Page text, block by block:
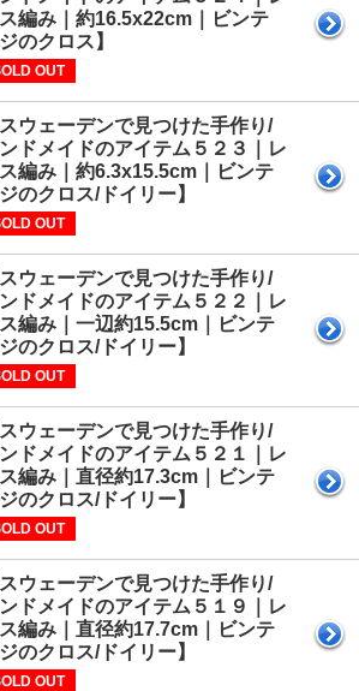
編み｜約16.5x22cm｜ビンテ
のクロス】
OUT
スウェーデンで見つけた手作り/
ドメイドのアイテム５２３｜レ
編み｜約6.3x15.5cm｜ビンテ
のクロス/ドイリー】
OUT
スウェーデンで見つけた手作り/
ドメイドのアイテム５２２｜レ
編み｜一辺約15.5cm｜ビンテ
のクロス/ドイリー】
OUT
スウェーデンで見つけた手作り/
ドメイドのアイテム５２１｜レ
編み｜直径約17.3cm｜ビンテ
のクロス/ドイリー】
OUT
スウェーデンで見つけた手作り/
ドメイドのアイテム５１９｜レ
編み｜直径約17.7cm｜ビンテ
のクロス/ドイリー】
OUT